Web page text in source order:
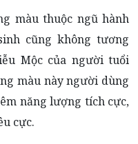
màu thuộc ngũ hành
cũng không tương
Mộc của người tuổi
màu này người dùng
năng lượng tích cực,
cực.